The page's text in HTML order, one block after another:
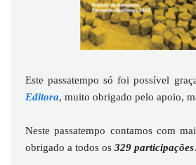
Este passatempo só foi possível
Editora, muito obrigado pelo apoio,
Neste passatempo contamos com
obrigado a todos os 329 participações.